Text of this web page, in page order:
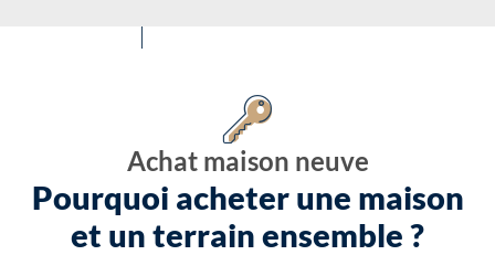
Achat maison neuve
Pourquoi acheter une maison
et un terrain ensemble ?